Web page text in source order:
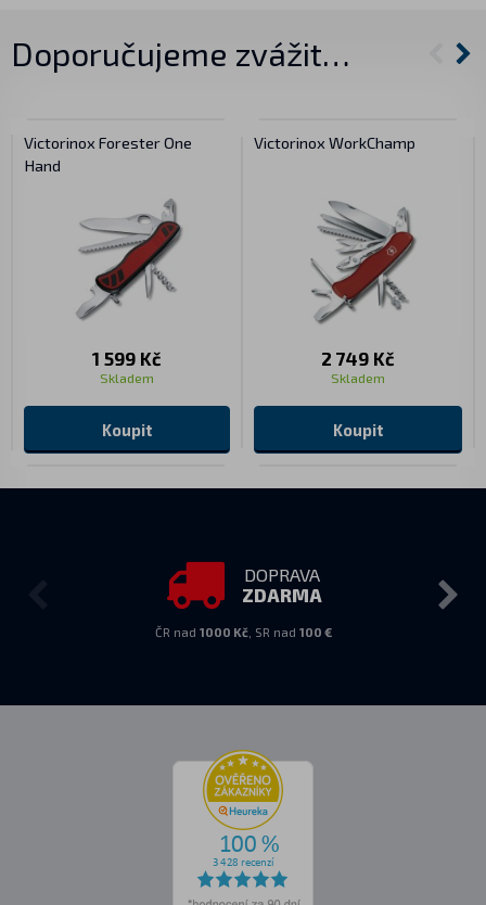
Doporučujeme zvážit…
Victorinox Forester One
Hand
1 599 Kč
Skladem
Koupit
Victorinox WorkChamp
2 749 Kč
Skladem
Koupit
DOPRAVA
ZDARMA
ČR nad 1000 Kč, SR nad 100 €